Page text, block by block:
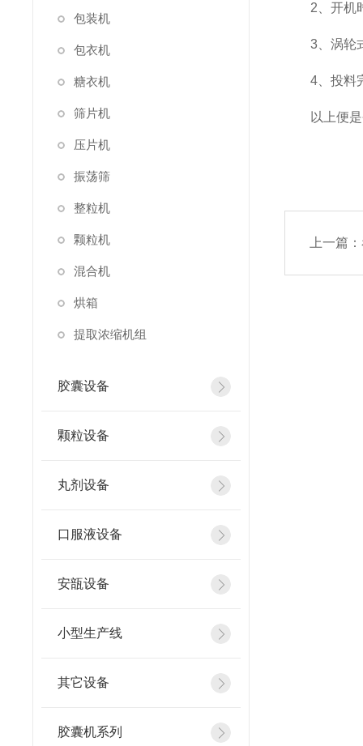
包装机
包衣机
糖衣机
筛片机
压片机
振荡筛
整粒机
颗粒机
混合机
烘箱
提取浓缩机组
胶囊设备
颗粒设备
丸剂设备
口服液设备
安瓿设备
小型生产线
其它设备
胶囊机系列
2、开机时
3、涡轮式
4、投料完
以上便是今
上一篇：